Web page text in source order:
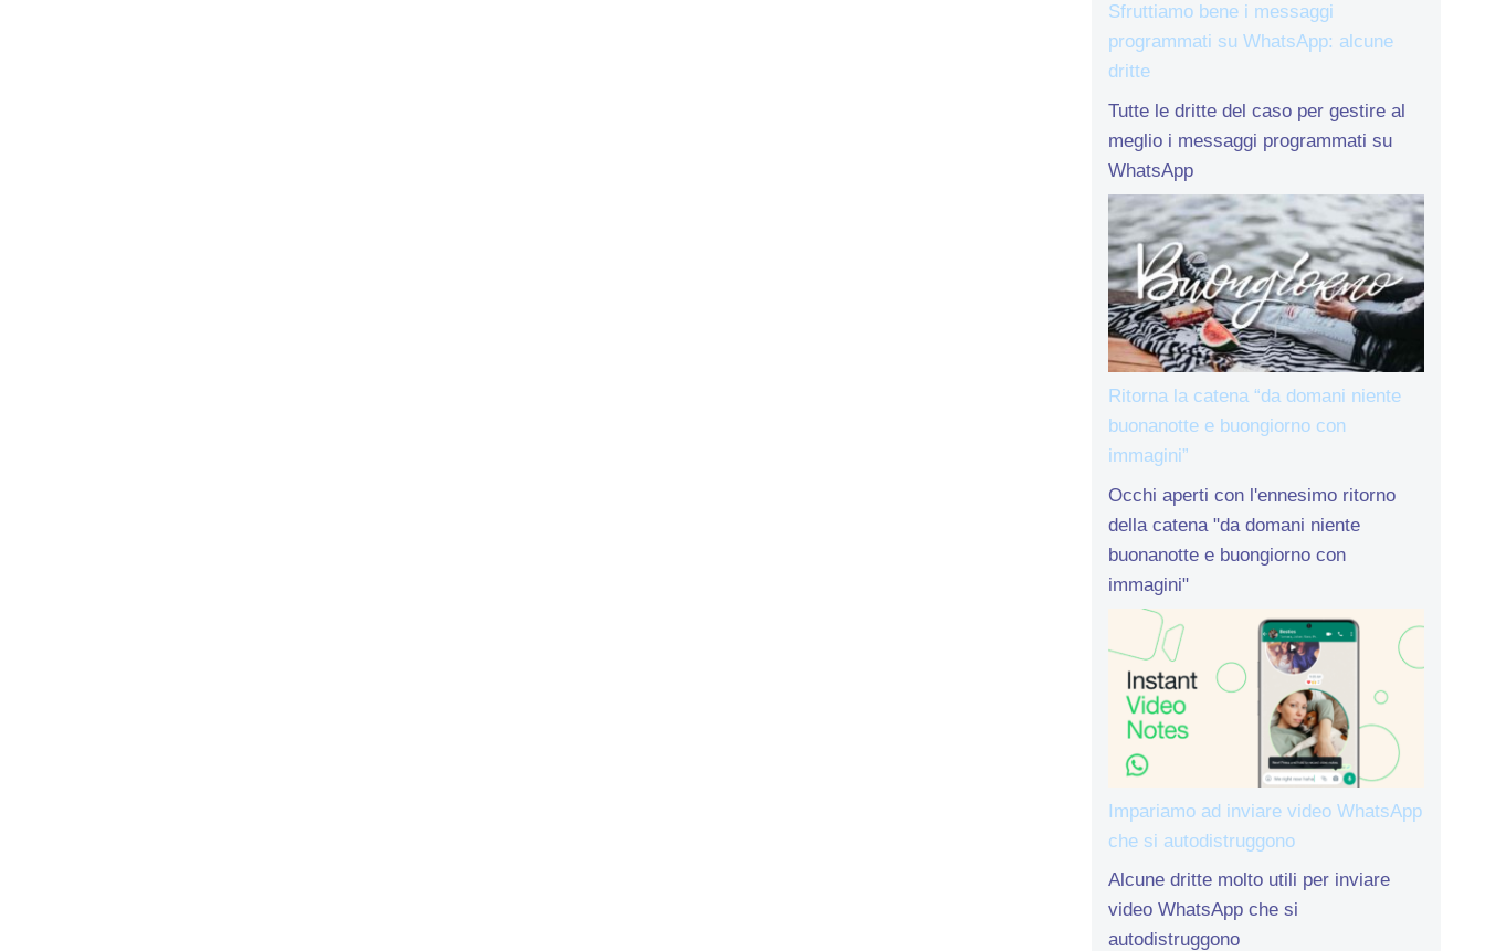
Sfruttiamo bene i messaggi
programmati su WhatsApp: alcune
dritte
Tutte le dritte del caso per gestire al
meglio i messaggi programmati su
WhatsApp
Ritorna la catena “da domani niente
buonanotte e buongiorno con
immagini”
Occhi aperti con l'ennesimo ritorno
della catena "da domani niente
buonanotte e buongiorno con
immagini"
Impariamo ad inviare video WhatsApp
che si autodistruggono
Alcune dritte molto utili per inviare
video WhatsApp che si
autodistruggono